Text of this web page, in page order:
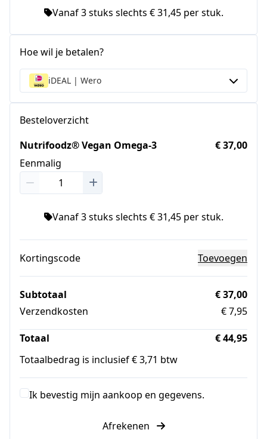
Vanaf 3 stuks slechts € 31,45 per stuk.
Hoe wil je betalen?
iDEAL | Wero
Besteloverzicht
Nutrifoodz® Vegan Omega-3
Eenmalig
€ 37,00
Vanaf 3 stuks slechts € 31,45 per stuk.
Kortingscode Toevoegen
Subtotaal
€ 37,00
Verzendkosten
€ 7,95
Totaal
€ 44,95
Totaalbedrag is inclusief € 3,71 btw
Ik bevestig mijn aankoop en gegevens.
Afrekenen